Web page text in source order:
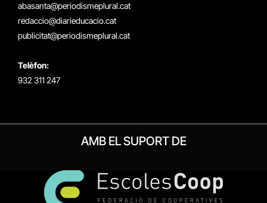
abasanta@periodismeplural.cat
redaccio@diarieducacio.cat
publicitat@periodismeplural.cat
Telèfon:
932 311 247
AMB EL SUPORT DE